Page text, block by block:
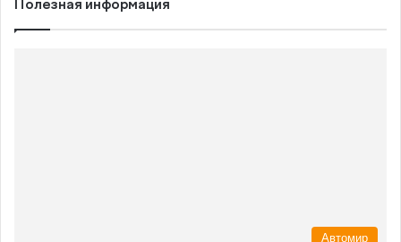
Полезная информация
Автомир